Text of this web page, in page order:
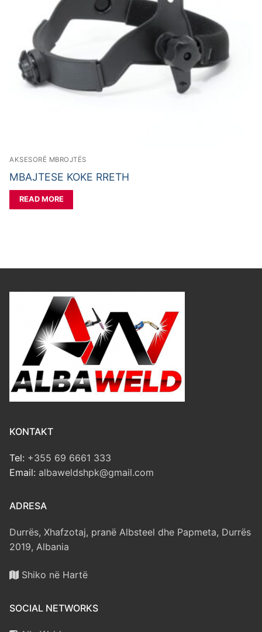
AKSESORË MBROJTËS
MBAJTESE KOKE RRETH
READ MORE
KONTAKT
Tel: +355 69 6661 333
Email: albaweldshpk@gmail.com
ADRESA
Durrës, Xhafzotaj, pranë Albsteel dhe Papmeta, Durrës
2019, Albania
Shiko në Hartë
SOCIAL NETWORKS